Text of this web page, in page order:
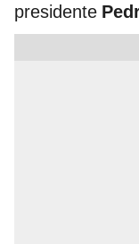
presidente